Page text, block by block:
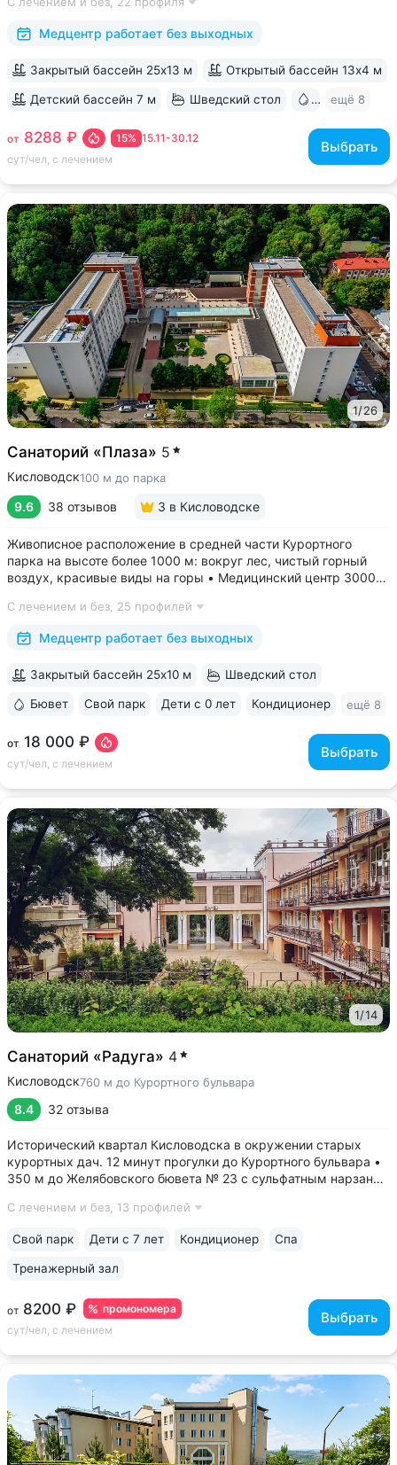
за 15 минут • Бесплатный трансфер до Курортного парка
и основных достопримечательностей...
Медцентр работает без выходных
15.11-30.12
15%
от 8288 ₽
сут/чел, с лечением
Выбрать
Закрытый бассейн 25х13 м Открытый бассейн 13x4 м
Детский бассейн 7 м Шведский стол Бювет
ещё 8
1/26
Санаторий «Плаза» 5
Кисловодск100 м до парка
9.6 38 отзывов 3 в Кисловодске
Живописное расположение в средней части Курортного
парка на высоте более 1000 м: вокруг лес, чистый горный
воздух, красивые виды на горы • Медицинский центр 3000
квалификации • Более 1000 видов диагностики и ДНК-
исследований. Есть диагностика...
С лечением и без, 25 профилей
Медцентр работает без выходных
от 18 000 ₽
сут/чел, с лечением
Выбрать
Закрытый бассейн 25x10 м Шведский стол
Бювет Свой парк Дети с 0 лет Кондиционер ещё 8
1/14
Санаторий «Радуга» 4
Кисловодск760 м до Курортного бульвара
8.4 32 отзыва
Исторический квартал Кисловодска в окружении старых
курортных дач. 12 минут прогулки до Курортного бульвара •
350 м до Желябовского бювета № 23 с сульфатным нарзаном
мест • Комфортные номера отельного типа. Есть номера
С лечением и без, 13 профилей
промономера
от 8200 ₽
сут/чел, с лечением
Выбрать
Свой парк Дети с 7 лет Кондиционер Спа
Тренажерный зал